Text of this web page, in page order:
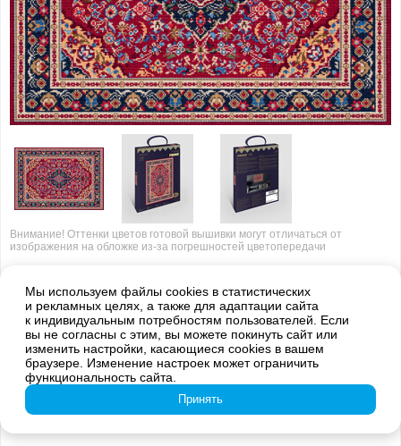
Внимание! Оттенки цветов готовой вышивки могут отличаться от
изображения на обложке из-за погрешностей цветопередачи
O-7414 Ковер
Коллекция: Золотая серия
4 479руб.
Наличие в интернет магазине:
в наличии
Мы используем файлы cookies в статистических
и рекламных целях, а также для адаптации сайта
к индивидуальным потребностям пользователей. Если
вы не согласны с этим, вы можете покинуть сайт или
изменить настройки, касающиеся cookies в вашем
браузере. Изменение настроек может ограничить
функциональность сайта.
Принять